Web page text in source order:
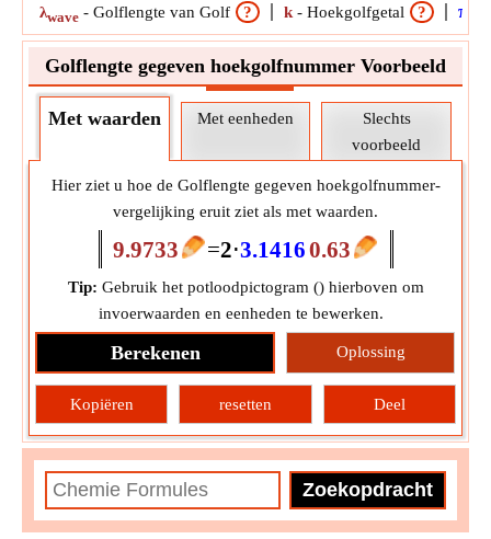
λwave - Golflengte van Golf ? k - Hoekgolfgetal ? π
Golflengte gegeven hoekgolfnummer Voorbeeld
Met waarden Met eenheden
Slechts
voorbeeld
Hier ziet u hoe de Golflengte gegeven hoekgolfnummer-
vergelijking eruit ziet als met waarden.
9.9733 =2⋅3.14160.63
Tip: Gebruik het potloodpictogram () hierboven om
invoerwaarden en eenheden te bewerken.
Berekenen Oplossing
Kopiëren resetten Deel